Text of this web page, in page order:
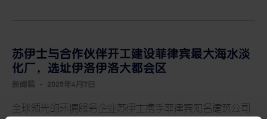
苏伊士与合作伙伴开工建设菲律宾最大海水淡
化厂，选址伊洛伊洛大都会区
新闻稿 - 2025年4月7日
全球领先的环境服务企业苏伊士携手菲律宾知名建筑公司